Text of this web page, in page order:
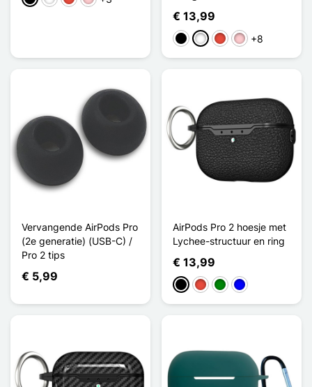
€ 13,99
ZwartWit RoodRoze+8
Vervangende AirPods Pro
(2e generatie) (USB-C) /
Pro 2 tips
€ 5,99
AirPods Pro 2 hoesje met
Lychee-structuur en ring
€ 13,99
ZwartRoodGroenBlauw